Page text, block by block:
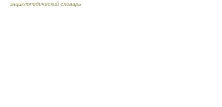
энциклопедический словарь